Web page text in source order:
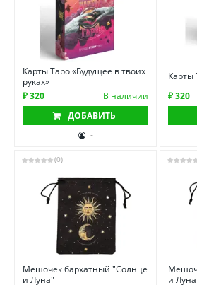
Карты Таро «Будущее в твоих
руках»
₽ 320
В наличии
ДОБАВИТЬ
-
Карты
₽ 320
(0)
Мешочек бархатный "Солнце
и Луна"
и